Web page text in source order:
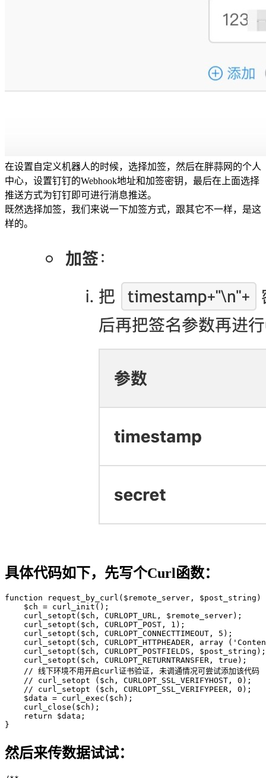
在设置自定义机器人的时候，选择加签，然后在胖蒜网的个人
中心，设置钉钉的Webhook地址和加签密钥，最后在上面选择
推送方式为钉钉即可进行消息推送。
既然选择加签，我们来说一下加签方式，跟其它不一样，是这
样的。
具体代码如下，先写个Curl函数：
function request_by_curl($remote_server,
    $ch = curl_init();
    curl_setopt($ch, CURLOPT_URL, $remote_server);
    curl_setopt($ch, CURLOPT_POST, 1);
    curl_setopt($ch, CURLOPT_CONNECTTIMEOUT, 5);
curl_setopt($ch, CURLOPT_HTTPHEADER, array
curl_setopt($ch, CURLOPT_POSTFIELDS,
    curl_setopt($ch, CURLOPT_RETURNTRANSFER, true);
    // 线下环境不用开启curl证书验证, 未调通情况可尝试添加该代码
    // curl_setopt ($ch, CURLOPT_SSL_VERIFYHOST, 0);
    // curl_setopt ($ch, CURLOPT_SSL_VERIFYPEER, 0);
    $data = curl_exec($ch);
    curl_close($ch);
    return $data;
}
然后来传数据试试：